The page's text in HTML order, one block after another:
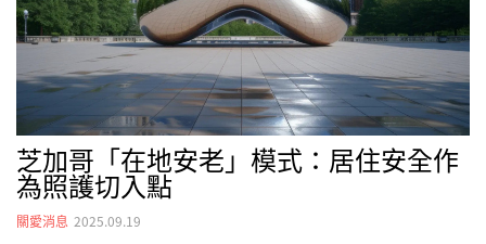
健康中成長。「運動與人道關懷不應受國界限制。」無論孩
子出生在哪裡，…
芝加哥「在地安老」模式：居住安全作
為照護切入點
關愛消息 2025.09.19